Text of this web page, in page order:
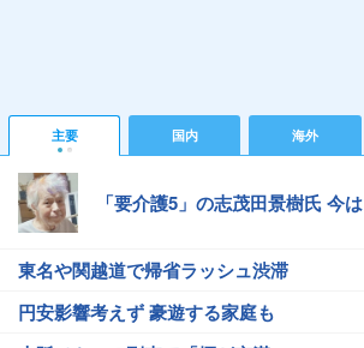
主要 国内 海外
「要介護5」の志茂田景樹氏 今は
東名や関越道で帰省ラッシュ渋滞
円安影響考えず 豪遊する家庭も